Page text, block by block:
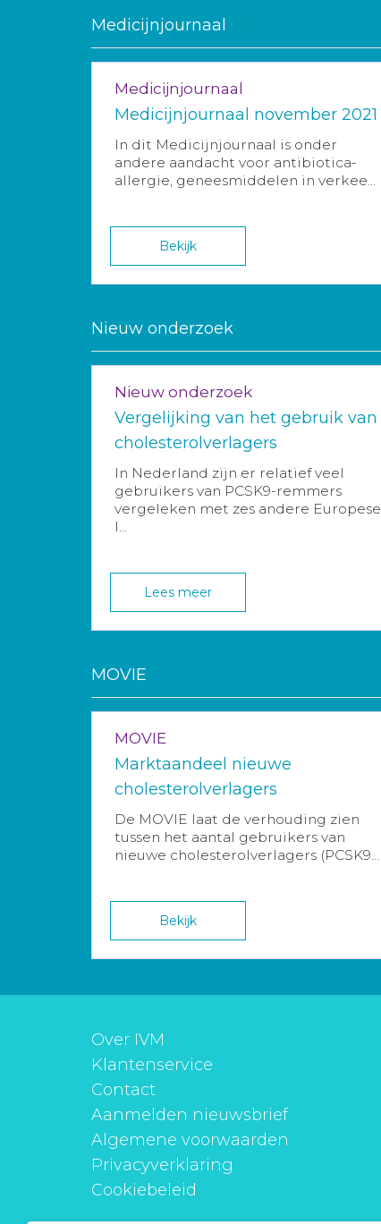
Medicijnjournaal
Medicijnjournaal
Medicijnjournaal november 2021
In dit Medicijnjournaal is onder
andere aandacht voor antibiotica-
allergie, geneesmiddelen in verkee...
Bekijk
Nieuw onderzoek
Nieuw onderzoek
Vergelijking van het gebruik van
cholesterolverlagers
In Nederland zijn er relatief veel
gebruikers van PCSK9-remmers
vergeleken met zes andere Europese
l...
Lees meer
MOVIE
MOVIE
Marktaandeel nieuwe
cholesterolverlagers
De MOVIE laat de verhouding zien
tussen het aantal gebruikers van
nieuwe cholesterolverlagers (PCSK9...
Bekijk
Over IVM
Klantenservice
Contact
Aanmelden nieuwsbrief
Algemene voorwaarden
Privacyverklaring
Cookiebeleid